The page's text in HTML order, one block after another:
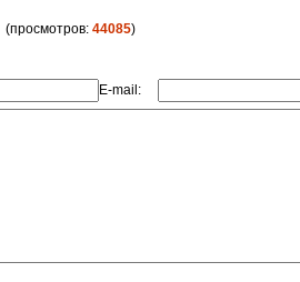
(просмотров: 44085)
E-mail: